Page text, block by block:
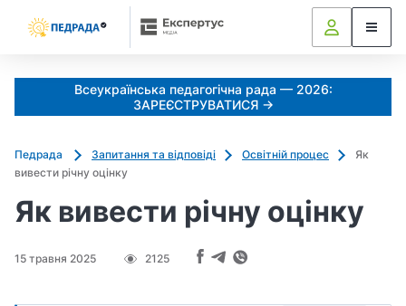
Всеукраїнська педагогічна рада — 2026:
ЗАРЕЄСТРУВАТИСЯ →
Педрада Запитання та відповіді Освітній процес
Як
вивести річну оцінку
Як вивести річну оцінку
15 травня 2025 2125